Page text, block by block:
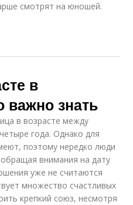
смотрят на юношей.
в
важно знать
в возрасте между
года. Однако для
поэтому нередко люди
внимания на дату
уже не считаются
множество счастливых
крепкий союз, несмотря